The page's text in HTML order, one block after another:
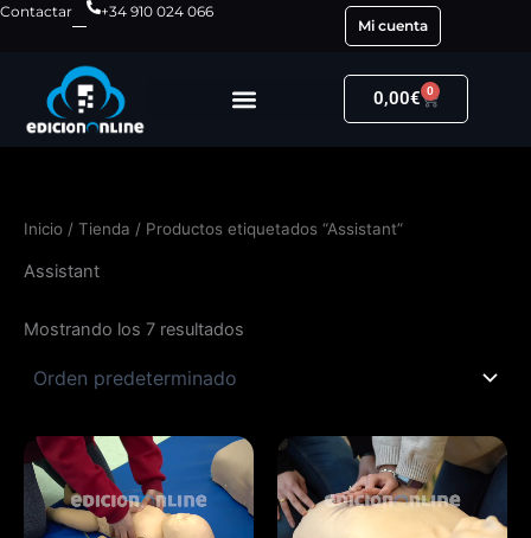
Ir
contenido
Contactar
+34 910 024 066
Mi cuenta
0,00€ 0
Carrito
Inicio / Tienda / Productos etiquetados “Assistant”
Assistant
Mostrando los 7 resultados